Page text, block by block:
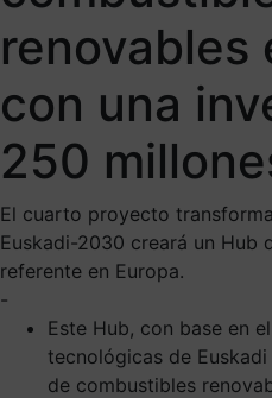
renovables
con una
250
El cuarto proyecto
Euskadi-2030 creará un Hub
referente en Europa.
-
Este Hub, con base en
tecnológicas de
de combustibles